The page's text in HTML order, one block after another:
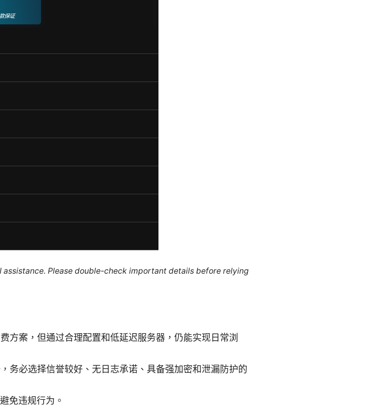
Please double-check important details before relying
方案，但通过合理配置和低延迟服务器，仍能实现日常浏
务必选择信誉较好、无日志承诺、具备强加密和泄漏防护的
免违规行为。